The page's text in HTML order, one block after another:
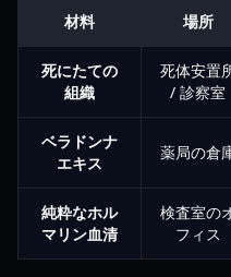
材料 場所
死にたての
組織
死体安置
/ 診察室
ベラドンナ
エキス
薬局の倉
純粋なホル
マリン血清
検査室の
フィス